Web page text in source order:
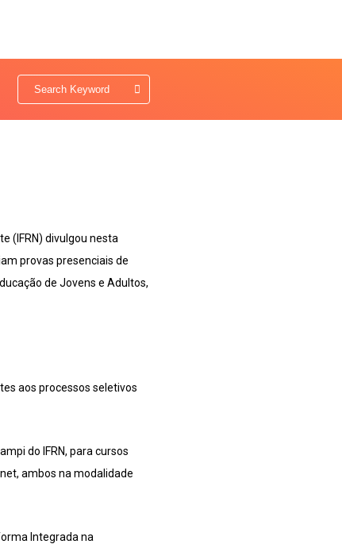
(IFRN) divulgou nesta
provas presenciais de
de Jovens e Adultos,
aos processos seletivos
do IFRN, para cursos
ambos na modalidade
Integrada na